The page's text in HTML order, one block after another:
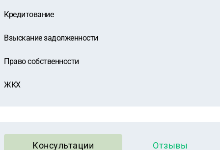
Кредитование
Взыскание задолженности
Право собственности
ЖКХ
Консультации Отзывы